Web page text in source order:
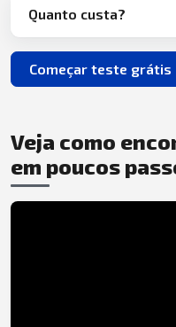
Quanto custa?
Começar teste grátis
Veja como
em poucos